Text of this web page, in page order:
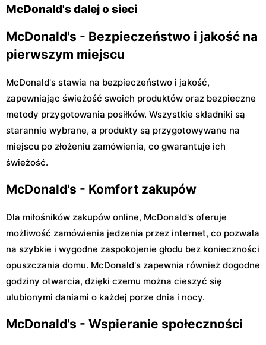
Conrada 29 B
McDonald's dalej o sieci
McDonald's - Bezpieczeństwo i jakość na
pierwszym miejscu
McDonald's stawia na bezpieczeństwo i jakość,
zapewniając świeżość swoich produktów oraz bezpieczne
metody przygotowania posiłków. Wszystkie składniki są
starannie wybrane, a produkty są przygotowywane na
miejscu po złożeniu zamówienia, co gwarantuje ich
świeżość.
McDonald's - Komfort zakupów
Dla miłośników zakupów online, McDonald's oferuje
możliwość zamówienia jedzenia przez internet, co pozwala
na szybkie i wygodne zaspokojenie głodu bez konieczności
opuszczania domu. McDonald's zapewnia również dogodne
godziny otwarcia, dzięki czemu można cieszyć się
ulubionymi daniami o każdej porze dnia i nocy.
McDonald's - Wspieranie społeczności